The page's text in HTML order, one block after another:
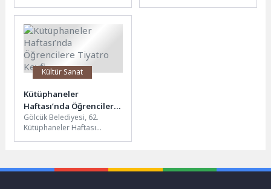
yatırımlarıyla güvenli ve
konforlu ulaşımı...
Kültür Sanat
Kütüphaneler
Haftası’nda Öğrencilere
Tiyatro Keyfi
Gölcük Belediyesi, 62.
Kütüphaneler Haftası
tiyatro oyunuyla